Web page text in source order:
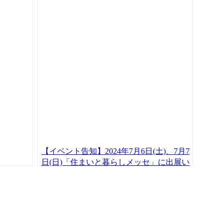
【イベント告知】2024年7月6日(土)、7月7
日(日)「住まいと暮らしメッセ」に出展い